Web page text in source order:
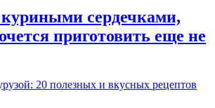
куриными сердечками,
приготовить еще не